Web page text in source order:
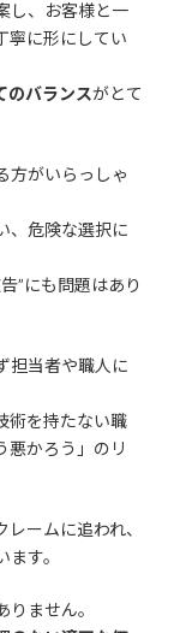
し、お客様と一
寧に形にしてい
のバランスがとて
方がいらっしゃ
、危険な選択に
”にも問題はあり
担当者や職人に
術を持たない職
悪かろう」のリ
ームに追われ、
す。
ません。